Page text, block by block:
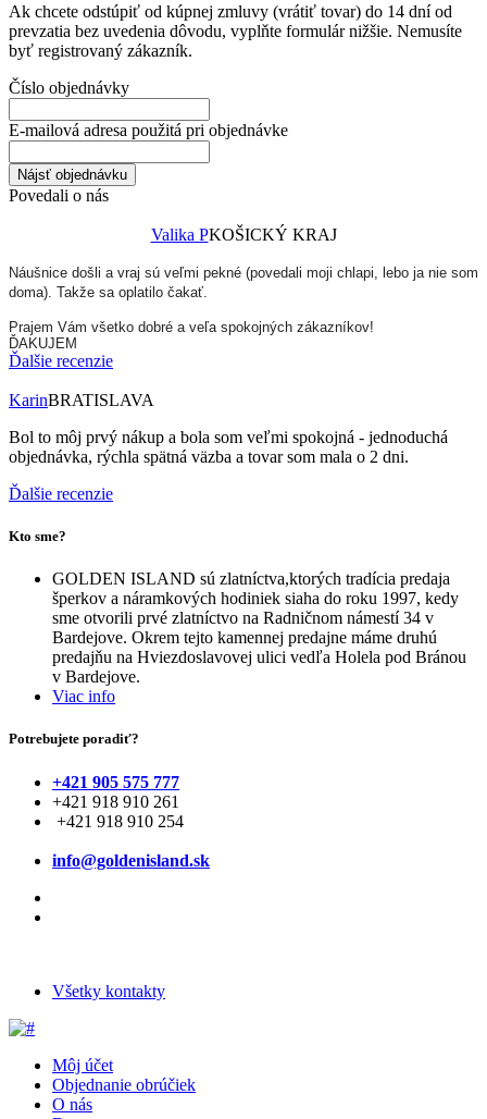
Ak chcete odstúpiť od kúpnej zmluvy (vrátiť tovar) do 14 dní od
prevzatia bez uvedenia dôvodu, vyplňte formulár nižšie. Nemusíte
byť registrovaný zákazník.
Číslo objednávky
E-mailová adresa použitá pri objednávke
Nájsť objednávku
Povedali o nás
Valika PKOŠICKÝ KRAJ
Náušnice došli a vraj sú veľmi pekné (povedali moji chlapi, lebo ja nie som
doma). Takže sa oplatilo čakať.
Prajem Vám všetko dobré a veľa spokojných zákazníkov!
ĎAKUJEM
Ďalšie recenzie
KarinBRATISLAVA
Bol to môj prvý nákup a bola som veľmi spokojná - jednoduchá
objednávka, rýchla spätná väzba a tovar som mala o 2 dni.
Ďalšie recenzie
Kto sme?
GOLDEN ISLAND sú zlatníctva,ktorých tradícia predaja
šperkov a náramkových hodiniek siaha do roku 1997, kedy
sme otvorili prvé zlatníctvo na Radničnom námestí 34 v
Bardejove. Okrem tejto kamennej predajne máme druhú
predajňu na Hviezdoslavovej ulici vedľa Holela pod Bránou
v Bardejove.
Viac info
Potrebujete poradiť?
+421 905 575 777
+421 918 910 261
+421 918 910 254
info@goldenisland.sk
Všetky kontakty
Môj účet
Objednanie obrúčiek
O nás